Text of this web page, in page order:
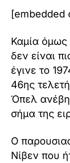
[embedded
Καμία όμως
δεν είναι
έγινε το
46ης
Όπελ
σήμα της
Ο
Νίβεν που